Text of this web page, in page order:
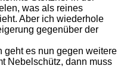
was als reines
Aber ich wiederhole
gegenüber der
geht es nun gegen weitere
Nebelschütz, dann muss